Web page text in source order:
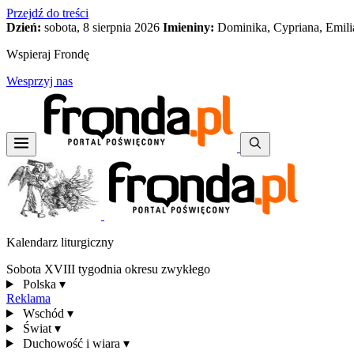
Przejdź do treści
Dzień: sobota, 8 sierpnia 2026 Imieniny: Dominika, Cypriana,
Wspieraj Frondę
Wesprzyj nas
Kalendarz liturgiczny
Sobota XVIII tygodnia okresu zwykłego
Polska ▾
Reklama
Wschód ▾
Świat ▾
Duchowość i wiara ▾